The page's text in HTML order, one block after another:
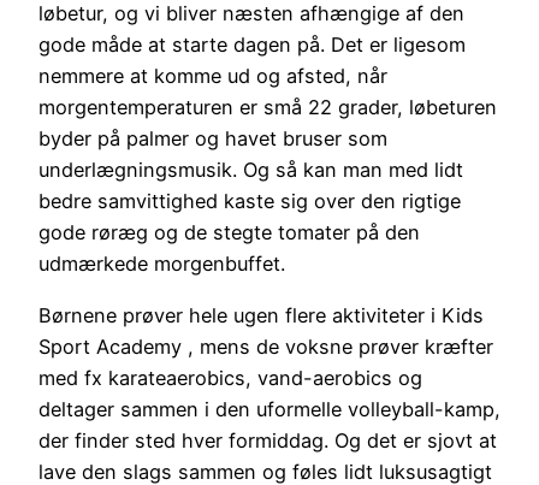
løbetur, og vi bliver næsten afhængige af den
gode måde at starte dagen på. Det er ligesom
nemmere at komme ud og afsted, når
morgentemperaturen er små 22 grader, løbeturen
byder på palmer og havet bruser som
underlægningsmusik. Og så kan man med lidt
bedre samvittighed kaste sig over den rigtige
gode røræg og de stegte tomater på den
udmærkede morgenbuffet.
Børnene prøver hele ugen flere aktiviteter i Kids
Sport Academy , mens de voksne prøver kræfter
med fx karateaerobics, vand-aerobics og
deltager sammen i den uformelle volleyball-kamp,
der finder sted hver formiddag. Og det er sjovt at
lave den slags sammen og føles lidt luksusagtigt